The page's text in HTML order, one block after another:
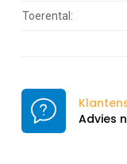
Toerental:
Advies